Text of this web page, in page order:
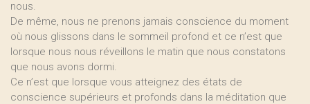
nous.
De même, nous ne prenons jamais conscience du moment
où nous glissons dans le sommeil profond et ce n’est que
lorsque nous nous réveillons le matin que nous constatons
que nous avons dormi.
Ce n’est que lorsque vous atteignez des états de
conscience supérieurs et profonds dans la méditation que